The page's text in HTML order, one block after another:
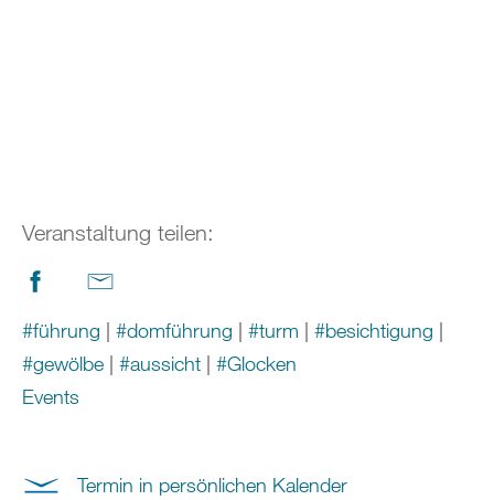
Veranstaltung teilen:
#führung | #domführung | #turm | #besichtigung |
#gewölbe | #aussicht | #Glocken
Events
Termin in persönlichen Kalender